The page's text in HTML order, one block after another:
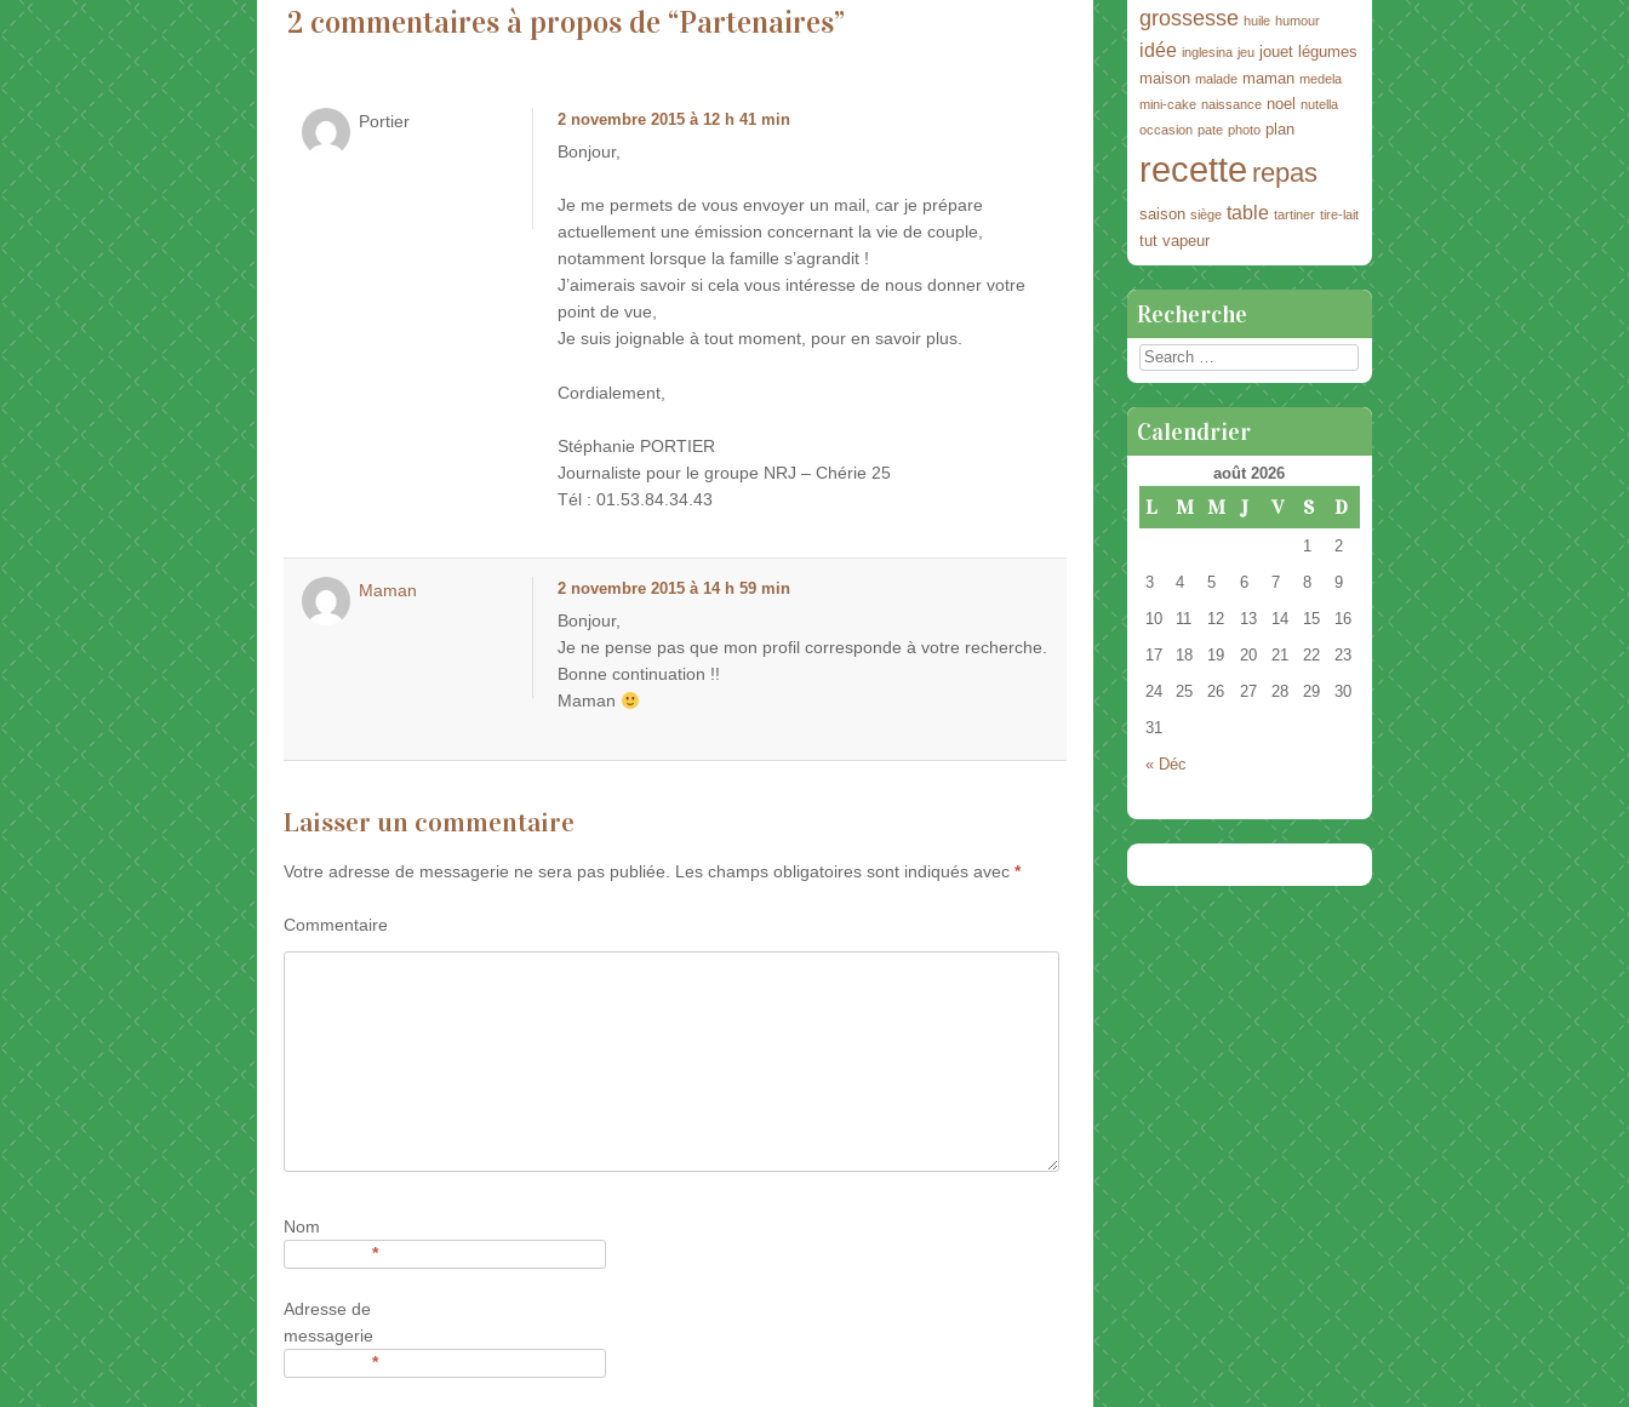
2 commentaires à propos de “Partenaires”
Portier 2 novembre 2015 à 12 h 41 min
Bonjour,
Je me permets de vous envoyer un mail, car je prépare
actuellement une émission concernant la vie de couple,
notamment lorsque la famille s’agrandit !
J’aimerais savoir si cela vous intéresse de nous donner votre
point de vue,
Je suis joignable à tout moment, pour en savoir plus.
Cordialement,
Stéphanie PORTIER
Journaliste pour le groupe NRJ – Chérie 25
Tél : 01.53.84.34.43
Maman 2 novembre 2015 à 14 h 59 min
Bonjour,
Je ne pense pas que mon profil corresponde à votre recherche.
Bonne continuation !!
Maman
Laisser un commentaire
Votre adresse de messagerie ne sera pas publiée. Les champs obligatoires sont indiqués avec*
Commentaire
Nom
*
Adresse de
messagerie
*
grossesse huile humour
idée inglesina jeu jouet légumes
maison malade maman medela
mini-cake naissance noel nutella
occasion pate photo plan
recette repas
saison siège table tartiner tire-lait
tut vapeur
Recherche
Rechercher
Calendrier
août 2026
L M M J V S D
« Déc
1 2
3 4 5 6 7 8 9
10 11 12 13 14 15 16
17 18 19 20 21 22 23
24 25 26 27 28 29 30
31